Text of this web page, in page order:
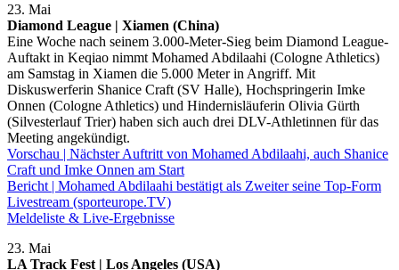
23. Mai
Diamond League | Xiamen (China)
Eine Woche nach seinem 3.000-Meter-Sieg beim Diamond League-
Auftakt in Keqiao nimmt Mohamed Abdilaahi (Cologne Athletics)
am Samstag in Xiamen die 5.000 Meter in Angriff. Mit
Diskuswerferin Shanice Craft (SV Halle), Hochspringerin Imke
Onnen (Cologne Athletics) und Hindernisläuferin Olivia Gürth
(Silvesterlauf Trier) haben sich auch drei DLV-Athletinnen für das
Meeting angekündigt.
Vorschau | Nächster Auftritt von Mohamed Abdilaahi, auch Shanice
Craft und Imke Onnen am Start
Bericht | Mohamed Abdilaahi bestätigt als Zweiter seine Top-Form
Livestream (sporteurope.TV)
Meldeliste & Live-Ergebnisse
23. Mai
LA Track Fest | Los Angeles (USA)